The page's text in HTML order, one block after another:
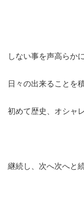
しない事を声高らか
日々の出来ることを
初めて歴史、オシャ
継続し、次へ次へと